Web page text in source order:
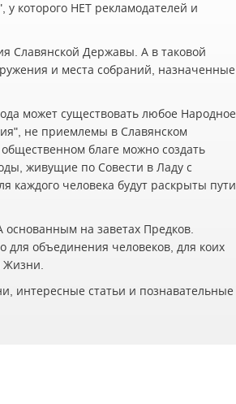
которого НЕТ рекламодателей и
Славянской Державы. А в таковой
и места собраний, назначенные
может существовать любое Народное
не приемлемы в Славянском
благе можно создать
живущие по Совести в Ладу с
каждого человека будут раскрыты пути
на заветах Предков.
объединения человеков, для коих
Жизни.
интересные статьи и познавательные